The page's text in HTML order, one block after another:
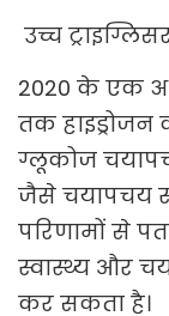
उच्च
2020 के एक
तक हाइड्रोजन
ग्लूकोज
जैसे चयापचय
परिणामों से
स्वास्थ्य और
कर सकता है।